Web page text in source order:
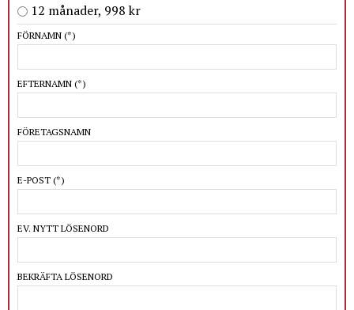
12 månader, 998 kr
FÖRNAMN (*)
EFTERNAMN (*)
FÖRETAGSNAMN
E-POST (*)
EV. NYTT LÖSENORD
BEKRÄFTA LÖSENORD